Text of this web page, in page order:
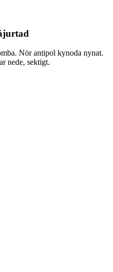
Nör antipol kynoda nynat.
nede, sektigt.